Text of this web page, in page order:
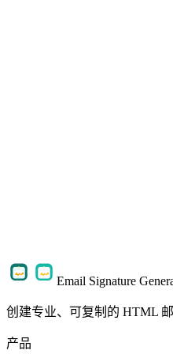
Email Signature
创建专业、可复制的 HTML
产品